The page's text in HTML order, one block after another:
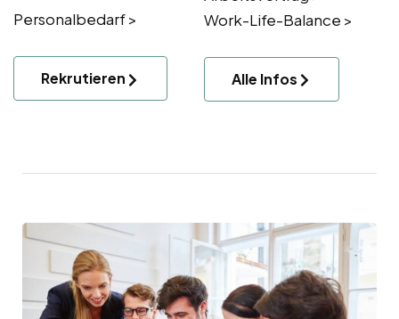
Personalbedarf >
Rekrutieren
Work-Life-Balance >
Alle Infos